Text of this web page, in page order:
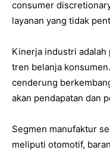
consumer
layanan yang tidak
Kinerja industri
tren belanja
cenderung
akan pendapatan dan
Segmen manufaktur
meliputi otomotif,